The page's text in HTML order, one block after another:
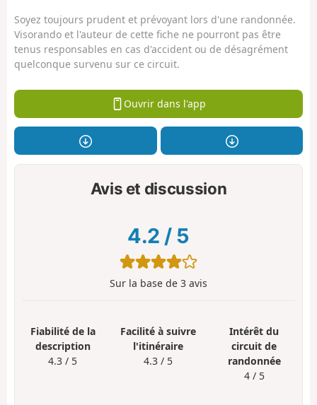
Soyez toujours prudent et prévoyant lors d'une randonnée.
Visorando et l'auteur de cette fiche ne pourront pas être
tenus responsables en cas d'accident ou de désagrément
quelconque survenu sur ce circuit.
Ouvrir dans l'app
Avis et discussion
4.2 / 5
Sur la base de 3 avis
Fiabilité de la
description
4.3 / 5
Facilité à suivre
l'itinéraire
4.3 / 5
Intérêt du
circuit de
randonnée
4 / 5